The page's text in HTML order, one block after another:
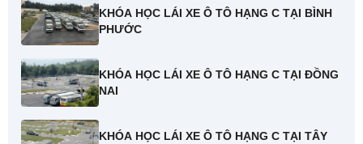
KHÓA HỌC LÁI XE Ô TÔ HẠNG C TẠI BÌNH
PHƯỚC
KHÓA HỌC LÁI XE Ô TÔ HẠNG C TẠI ĐỒNG
NAI
KHÓA HỌC LÁI XE Ô TÔ HẠNG C TẠI TÂY